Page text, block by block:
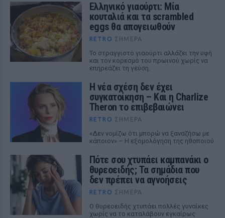
Ελληνικό γιαούρτι: Μία
κουταλιά και τα scrambled
eggs θα απογειωθούν
RETRO ΣΉΜΕΡΑ
Το στραγγιστό γιαούρτι αλλάζει την υφή
και τον κορεσμό του πρωινού χωρίς να
επηρεάζει τη γεύση.
Η νέα σχέση δεν έχει
συγκατοίκηση – Και η Charlize
Theron το επιβεβαιώνει
RETRO ΣΉΜΕΡΑ
«Δεν νομίζω ότι μπορώ να ξαναζήσω με
κάποιον» – Η εξομολόγηση της ηθοποιού
Πότε σου χτυπάει καμπανάκι ο
θυρεοειδής; Τα σημάδια που
δεν πρέπει να αγνοήσεις
RETRO ΣΉΜΕΡΑ
Ο θυρεοειδής χτυπάει πολλές γυναίκες
χωρίς να το καταλάβουν εγκαίρως